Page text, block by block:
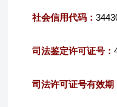
社会信用代码：
司法鉴定许可证号：
司法许可证号有效期